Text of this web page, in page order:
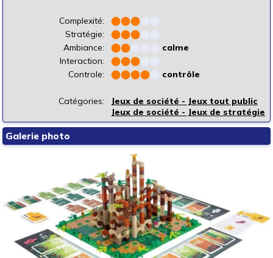
Complexité: ⬤⬤⬤
Stratégie:
⬤⬤⬤
Ambiance:
⬤⬤
calme
Interaction:
⬤⬤⬤
Controle:
⬤⬤⬤⬤ contrôle
Catégories:
Jeux de société - Jeux tout public
Jeux de société - Jeux de stratégie
Galerie photo